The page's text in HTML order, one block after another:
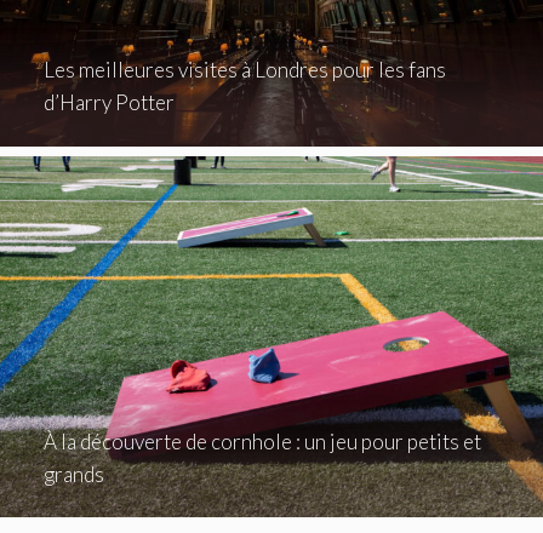
Les meilleures visites à Londres pour les fans
d’Harry Potter
À la découverte de cornhole : un jeu pour petits et
grands